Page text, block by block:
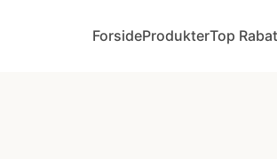
ForsideProdukterTop